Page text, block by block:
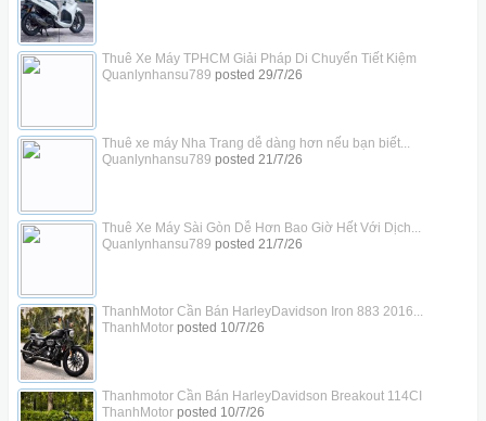
Thuê Xe Máy TPHCM Giải Pháp Di Chuyển Tiết Kiệm
Quanlynhansu789 posted 29/7/26
Thuê xe máy Nha Trang dễ dàng hơn nếu bạn biết...
Quanlynhansu789 posted 21/7/26
Thuê Xe Máy Sài Gòn Dễ Hơn Bao Giờ Hết Với Dịch...
Quanlynhansu789 posted 21/7/26
ThanhMotor Cần Bán HarleyDavidson Iron 883 2016...
ThanhMotorposted 10/7/26
Thanhmotor Cần Bán HarleyDavidson Breakout 114CI
ThanhMotorposted 10/7/26